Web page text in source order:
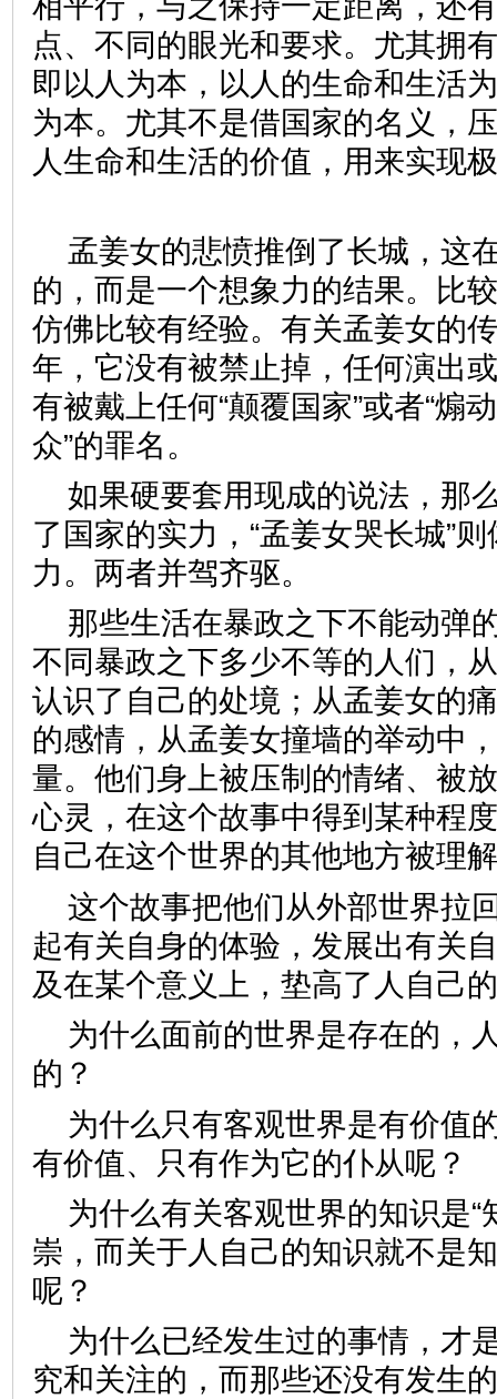
点、不同的眼光和要求。尤其拥
即以人为本，以人的生命和生活
为本。尤其不是借国家的名义，
人生命和生活的价值，用来实现
孟姜女的悲愤推倒了长城，这
的，而是一个想象力的结果。比
仿佛比较有经验。有关孟姜女的
年，它没有被禁止掉，任何演出
有被戴上任何“颠覆国家”或者“煽
众”的罪名。
如果硬要套用现成的说法，那
了国家的实力，“孟姜女哭长城”
力。两者并驾齐驱。
那些生活在暴政之下不能动弹
不同暴政之下多少不等的人们，
认识了自己的处境；从孟姜女的
的感情，从孟姜女撞墙的举动中
量。他们身上被压制的情绪、被
心灵，在这个故事中得到某种程
自己在这个世界的其他地方被
这个故事把他们从外部世界拉
起有关自身的体验，发展出有关
及在某个意义上，垫高了人自
为什么面前的世界是存在的，
的？
为什么只有客观世界是有价值
有价值、只有作为它的仆从
为什么有关客观世界的知识是“
崇，而关于人自己的知识就不是
呢？
为什么已经发生过的事情，才
究和关注的，而那些还没有发生